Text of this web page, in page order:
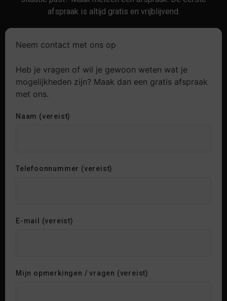
afspraak is altijd gratis en vrijblijvend.
Neem contact met ons op
Heb je vragen of wil je gewoon weten wat je
mogelijkheden zijn? Maak dan een gratis afspraak
met ons.
Naam (vereist)
Telefoonnummer (vereist)
E-mail (vereist)
Mijn opmerkingen / vragen (vereist)